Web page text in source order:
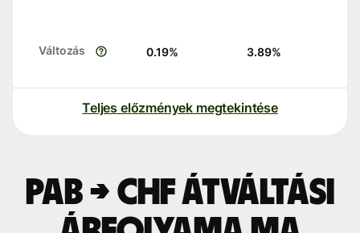
Változás 0.19% 3.89%
Teljes előzmények megtekintése
PAB → CHF átváltási